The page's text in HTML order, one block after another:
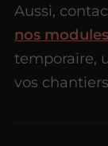
Aussi,
nos modules
temporaire,
vos